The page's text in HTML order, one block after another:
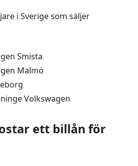
i Sverige som säljer
Smista
Malmö
Volkswagen
ett billån för